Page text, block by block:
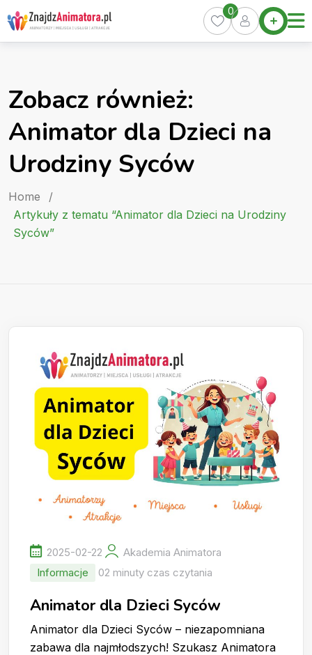
Skip
to
content
Home
Oferty
Kurs
0
Zobacz również:
Animator dla Dzieci na
Urodziny Syców
Home
/
Artykuły z tematu “Animator dla Dzieci na Urodziny
Syców”
2025-02-22
Akademia Animatora
Informacje
02 minuty czas czytania
Animator dla Dzieci Syców
Animator dla Dzieci Syców – niezapomniana
zabawa dla najmłodszych! Szukasz Animatora